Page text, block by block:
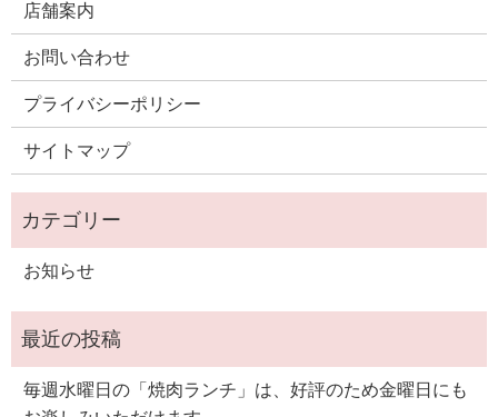
店舗案内
お問い合わせ
プライバシーポリシー
サイトマップ
お知らせ
毎週水曜日の「焼肉ランチ」は、好評のため金曜日にも